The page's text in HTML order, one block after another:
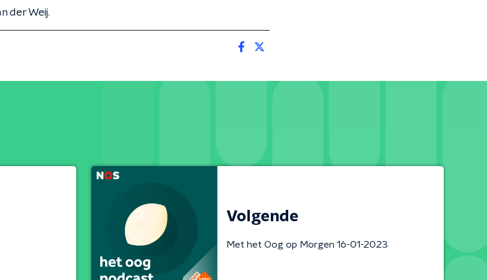
der Weij.
Volgende
Met het Oog op Morgen 16-01-2023